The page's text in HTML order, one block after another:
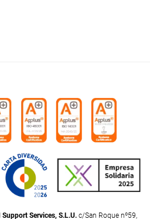
Services, S.L.U.c/San Roque nº59,